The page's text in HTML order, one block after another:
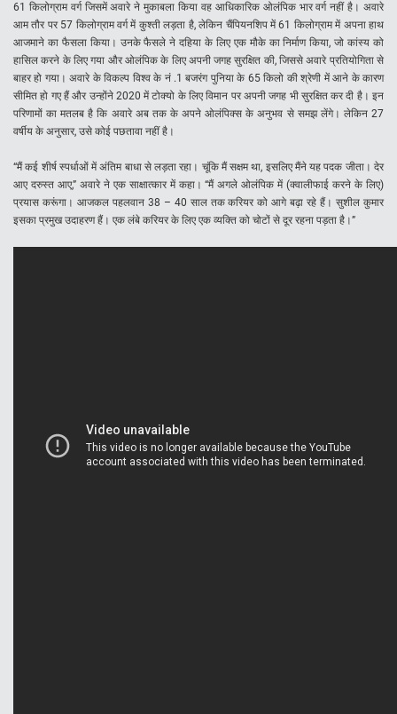
61 किलोग्राम वर्ग जिसमें अवारे ने मुकाबला किया वह आधिकारिक ओलंपिक भार वर्ग नहीं है। अवारे
आम तौर पर 57 किलोग्राम वर्ग में कुश्ती लड़ता है, लेकिन चैंपियनशिप में 61 किलोग्राम में अपना हाथ
आजमाने का फैसला किया। उनके फैसले ने दहिया के लिए एक मौके का निर्माण किया, जो कांस्य को
हासिल करने के लिए गया और ओलंपिक के लिए अपनी जगह सुरक्षित की, जिससे अवारे प्रतियोगिता से
बाहर हो गया। अवारे के विकल्प विश्व के नं .1 बजरंग पुनिया के 65 किलो की श्रेणी में आने के कारण
सीमित हो गए हैं और उन्होंने 2020 में टोक्यो के लिए विमान पर अपनी जगह भी सुरक्षित कर दी है। इन
परिणामों का मतलब है कि अवारे अब तक के अपने ओलंपिक्स के अनुभव से समझ लेंगे। लेकिन 27
वर्षीय के अनुसार, उसे कोई पछतावा नहीं है।
“मैं कई शीर्ष स्पर्धाओं में अंतिम बाधा से लड़ता रहा। चूंकि मैं सक्षम था, इसलिए मैंने यह पदक जीता। देर
आए दरुस्त आए,” अवारे ने एक साक्षात्कार में कहा। “मैं अगले ओलंपिक में (क्वालीफाई करने के लिए)
प्रयास करूंगा। आजकल पहलवान 38 – 40 साल तक करियर को आगे बढ़ा रहे हैं। सुशील कुमार
इसका प्रमुख उदाहरण हैं। एक लंबे करियर के लिए एक व्यक्ति को चोटों से दूर रहना पड़ता है।”